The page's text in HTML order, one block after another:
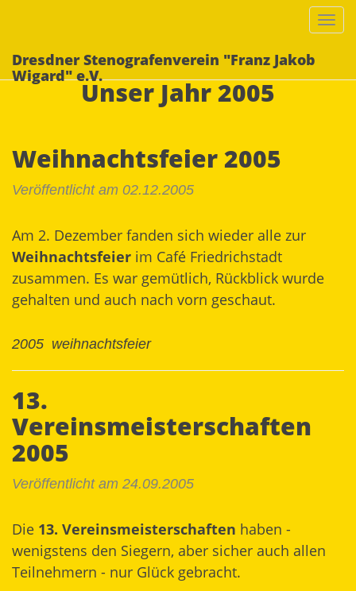
Dresdner Stenografenverein "Franz Jakob
Wigard" e.V.
Unser Jahr 2005
Weihnachtsfeier 2005
Veröffentlicht am 02.12.2005
Am 2. Dezember fanden sich wieder alle zur
Weihnachtsfeier im Café Friedrichstadt
zusammen. Es war gemütlich, Rückblick wurde
gehalten und auch nach vorn geschaut.
2005 weihnachtsfeier
13.
Vereinsmeisterschaften
2005
Veröffentlicht am 24.09.2005
Die 13. Vereinsmeisterschaften haben -
wenigstens den Siegern, aber sicher auch allen
Teilnehmern - nur Glück gebracht.